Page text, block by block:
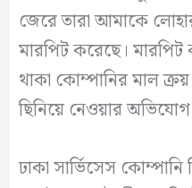
জেরে তারা আমাকে
মারপিট করেছে।
থাকা কোম্পানির মাল
ছিনিয়ে নেওয়ার অভিযোগ
ঢাকা সার্ভিসেস কোম্পানি